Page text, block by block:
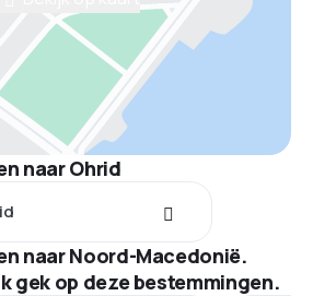
naar Ohrid
naar Noord-Macedonië.
gek op deze bestemmingen.